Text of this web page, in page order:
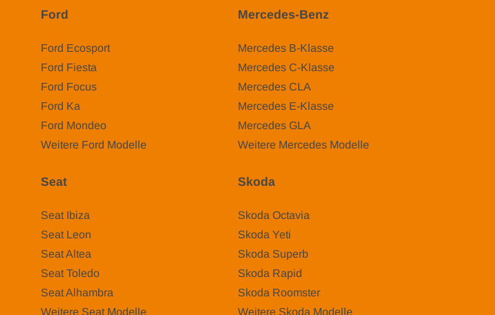
Ford
Ford Ecosport
Ford Fiesta
Ford Focus
Ford Ka
Ford Mondeo
Weitere Ford Modelle
Mercedes-Benz
Mercedes B-Klasse
Mercedes C-Klasse
Mercedes CLA
Mercedes E-Klasse
Mercedes GLA
Weitere Mercedes Modelle
Seat
Seat Ibiza
Seat Leon
Seat Altea
Seat Toledo
Seat Alhambra
Weitere Seat Modelle
Skoda
Skoda Octavia
Skoda Yeti
Skoda Superb
Skoda Rapid
Skoda Roomster
Weitere Skoda Modelle